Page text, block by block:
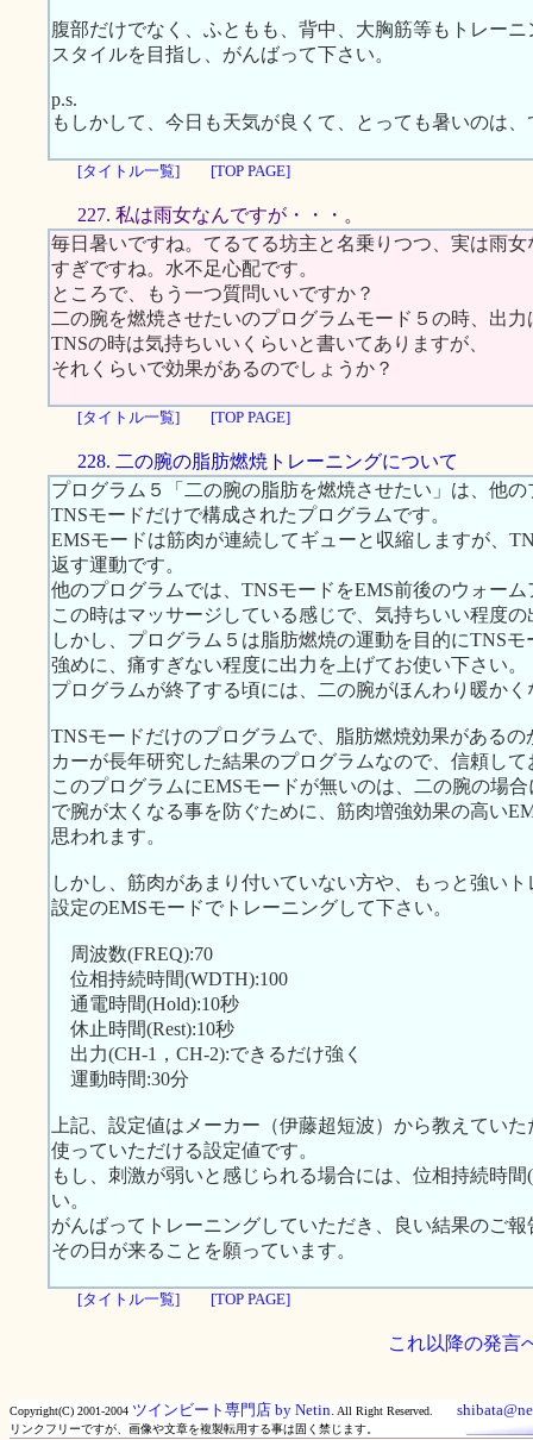
腹部だけでなく、ふともも、背中、大胸筋等もトレー
スタイルを目指し、がんばって下さい。
p.s.
もしかして、今日も天気が良くて、とっても暑いのは
[タイトル一覧] [TOP PAGE]
227. 私は雨女なんですが・・・。
毎日暑いですね。てるてる坊主と名乗りつつ、実は雨
すぎですね。水不足心配です。
ところで、もう一つ質問いいですか？
二の腕を燃焼させたいのプログラムモード５の時、出
TNSの時は気持ちいいくらいと書いてありますが、
それくらいで効果があるのでしょうか？
[タイトル一覧] [TOP PAGE]
228. 二の腕の脂肪燃焼トレーニングについて
プログラム５「二の腕の脂肪を燃焼させたい」は、他
TNSモードだけで構成されたプログラムです。
EMSモードは筋肉が連続してギューと収縮しますが、
返す運動です。
他のプログラムでは、TNSモードをEMS前後のウォー
この時はマッサージしている感じで、気持ちいい程度
しかし、プログラム５は脂肪燃焼の運動を目的にTNS
強めに、痛すぎない程度に出力を上げてお使い下さい。
プログラムが終了する頃には、二の腕がほんわり暖か
TNSモードだけのプログラムで、脂肪燃焼効果がある
カーが長年研究した結果のプログラムなので、信頼し
このプログラムにEMSモードが無いのは、二の腕の場
で腕が太くなる事を防ぐために、筋肉増強効果の高い
思われます。
しかし、筋肉があまり付いていない方や、もっと強い
設定のEMSモードでトレーニングして下さい。
周波数(FREQ):70
位相持続時間(WDTH):100
通電時間(Hold):10秒
休止時間(Rest):10秒
出力(CH-1，CH-2):できるだけ強く
運動時間:30分
上記、設定値はメーカー（伊藤超短波）から教えてい
使っていただける設定値です。
もし、刺激が弱いと感じられる場合には、位相持続時
い。
がんばってトレーニングしていただき、良い結果のご
その日が来ることを願っています。
[タイトル一覧] [TOP PAGE]
これ以降の発言
Copyright(C) 2001-2004 ツインビート専門店 by Netin. All Right Reserved.
リンクフリーですが、画像や文章を複製転用する事は固く禁じます。